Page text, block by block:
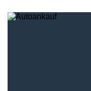
Autoankauf